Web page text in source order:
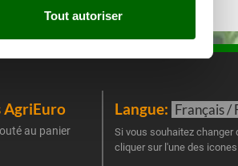
Tout autoriser
AgriEuro
au panier
Langue: Français /
Si vous souhaitez changer
cliquer sur l'une des